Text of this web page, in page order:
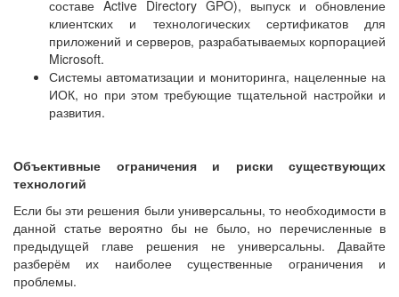
составе Active Directory GPO), выпуск и обновление
клиентских и технологических сертификатов для
приложений и серверов, разрабатываемых корпорацией
Microsoft.
Системы автоматизации и мониторинга, нацеленные на
ИОК, но при этом требующие тщательной настройки и
развития.
Объективные ограничения и риски существующих
технологий
Если бы эти решения были универсальны, то необходимости в
данной статье вероятно бы не было, но перечисленные в
предыдущей главе решения не универсальны. Давайте
разберём их наиболее существенные ограничения и
проблемы.